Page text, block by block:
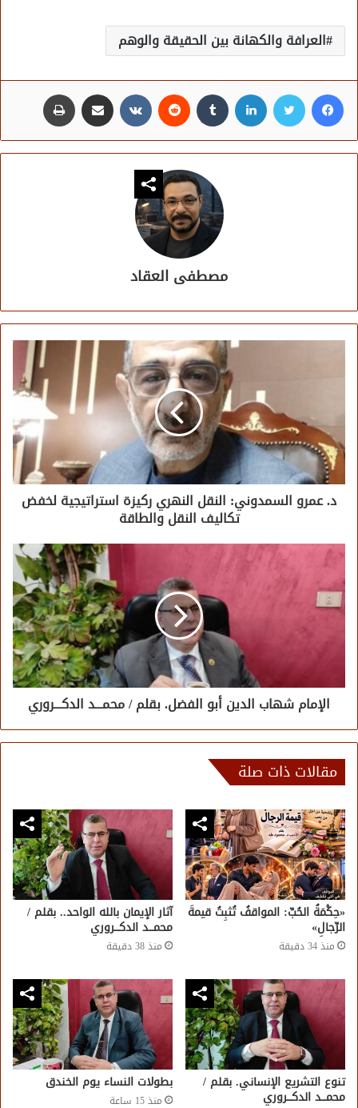
العرافة والكهانة بين الحقيقة والوهم
فيسبوك تويتر لينكدإن مشاركة عبر البريد
مصطفى العقاد
د. عمرو السمدوني: النقل النهري ركيزة استراتيجية لخفض
تكاليف النقل والطاقة
الإمام شهاب الدين أبو الفضل. بقلم / محمـــد الدكـــروري
مقالات ذات صلة
«حِكْمَةُ الحُبِّ: المواقفُ تُثبِتُ قيمةَ
الرِّجالِ»
منذ 34 دقيقة
آثار الإيمان بالله الواحد.. بقلم /
محمـــد الدكـــروري
منذ 38 دقيقة
تنوع التشريع الإنساني. بقلم /
محمـــد الدكـــروري
بطولات النساء يوم الخندق
منذ 15 ساعة